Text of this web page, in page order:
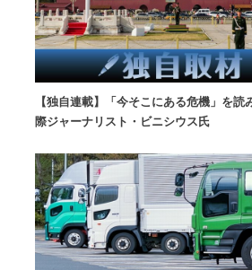
【独自連載】「今そこにある危機」を
際ジャーナリスト・ビニシウス氏